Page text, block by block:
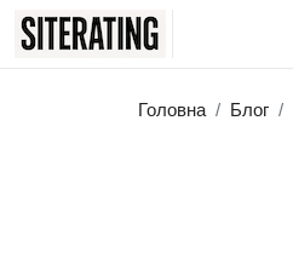
Головна Блог